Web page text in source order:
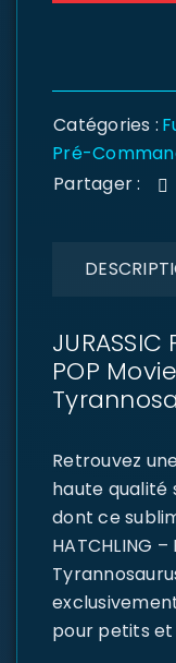
Catégories :
Pré-
Partager :
JURASSIC
POP
Retrouvez
haute qualité
dont ce
HATCHLING –
pour petits et